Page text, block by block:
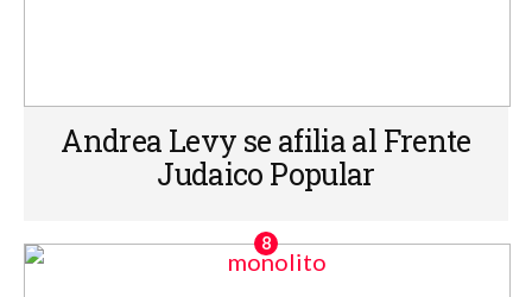
Andrea Levy se afilia al Frente
Judaico Popular